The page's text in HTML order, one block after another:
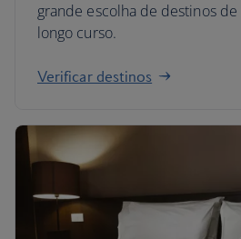
grande escolha de destinos
longo curso.
Verificar destinos